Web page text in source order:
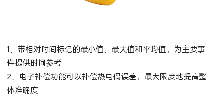
1、带相对时间标记的最小值、最大值和平均值，为主要事
件提供时间参考
2、电子补偿功能可以补偿热电偶误差，最大限度地提高整